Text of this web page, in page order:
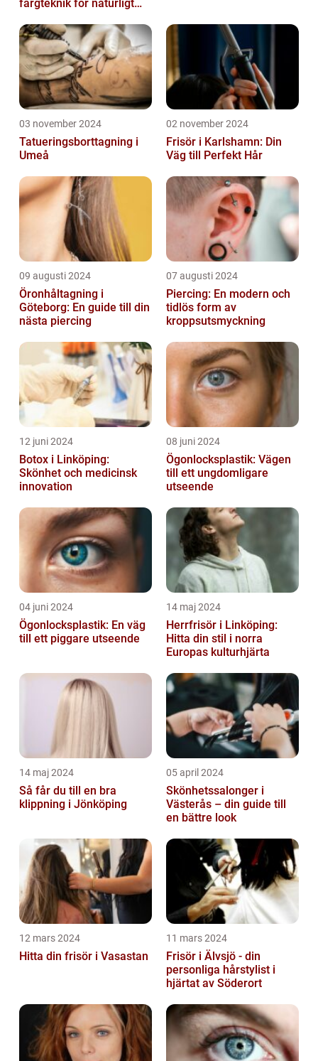
färgteknik för naturligt
03 november 2024
Tatueringsborttagning i
Umeå
02 november 2024
Frisör i Karlshamn: Din
Väg till Perfekt Hår
09 augusti 2024
Öronhåltagning i
Göteborg: En guide till din
nästa piercing
07 augusti 2024
Piercing: En modern och
tidlös form av
kroppsutsmyckning
12 juni 2024
Botox i Linköping:
Skönhet och medicinsk
innovation
08 juni 2024
Ögonlocksplastik: Vägen
till ett ungdomligare
utseende
04 juni 2024
Ögonlocksplastik: En väg
till ett piggare utseende
14 maj 2024
Herrfrisör i Linköping:
Hitta din stil i norra
Europas kulturhjärta
14 maj 2024
Så får du till en bra
klippning i Jönköping
05 april 2024
Skönhetssalonger i
Västerås – din guide till
en bättre look
12 mars 2024
Hitta din frisör i Vasastan
11 mars 2024
Frisör i Älvsjö - din
personliga hårstylist i
hjärtat av Söderort